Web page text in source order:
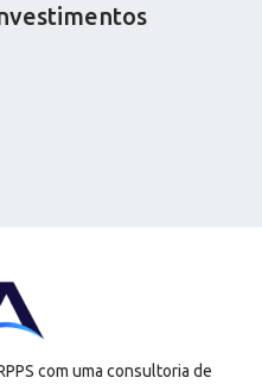
com uma consultoria de